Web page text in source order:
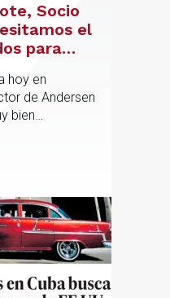
Socio
el
para
hoy en
de Andersen
bien
que vamos